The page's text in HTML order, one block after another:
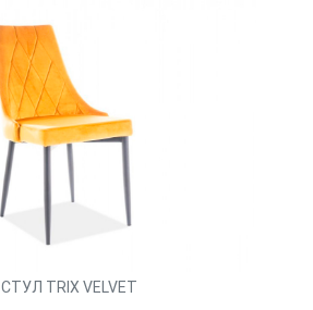
СТУЛ TRIX VELVET